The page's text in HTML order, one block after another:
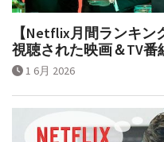
【Netflix月間ランキン
視聴された映画＆TV番
1 6月 2026